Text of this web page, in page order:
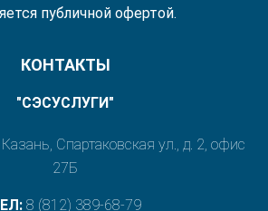
публичной офертой.
КОНТАКТЫ
"СЭСУСЛУГИ"
Спартаковская ул., д. 2, офис
27Б
8 (812) 389-68-79